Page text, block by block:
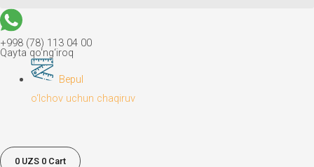
+998 (78) 113 04 00
Qayta qo‘ng‘iroq
Bepul
o‘lchov uchun chaqiruv
0 UZS 0 Cart